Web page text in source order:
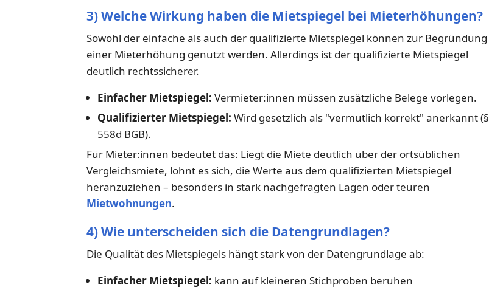
3) Welche Wirkung haben die Mietspiegel bei Mieterhöhungen?
Sowohl der einfache als auch der qualifizierte Mietspiegel können zur Begründung
einer Mieterhöhung genutzt werden. Allerdings ist der qualifizierte Mietspiegel
deutlich rechtssicherer.
Einfacher Mietspiegel: Vermieter:innen müssen zusätzliche Belege vorlegen.
Qualifizierter Mietspiegel: Wird gesetzlich als "vermutlich korrekt" anerkannt (§
558d BGB).
Für Mieter:innen bedeutet das: Liegt die Miete deutlich über der ortsüblichen
Vergleichsmiete, lohnt es sich, die Werte aus dem qualifizierten Mietspiegel
heranzuziehen – besonders in stark nachgefragten Lagen oder teuren
Mietwohnungen.
4) Wie unterscheiden sich die Datengrundlagen?
Die Qualität des Mietspiegels hängt stark von der Datengrundlage ab:
Einfacher Mietspiegel: kann auf kleineren Stichproben beruhen